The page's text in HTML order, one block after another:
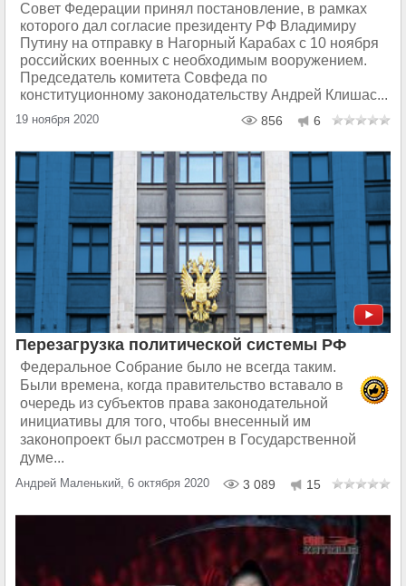
Совет Федерации принял постановление, в рамках
которого дал согласие президенту РФ Владимиру
Путину на отправку в Нагорный Карабах с 10 ноября
российских военных с необходимым вооружением.
Председатель комитета Совфеда по
конституционному законодательству Андрей Клишас...
19 ноября 2020 856 6
Перезагрузка политической системы РФ
Федеральное Собрание было не всегда таким.
Были времена, когда правительство вставало в
очередь из субъектов права законодательной
инициативы для того, чтобы внесенный им
законопроект был рассмотрен в Государственной
думе...
Андрей Маленький, 6 октября 2020 3 089 15